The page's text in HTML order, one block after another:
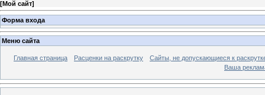
[Мой сайт]
Форма входа
Меню сайта
Главная страница Расценки на раскрутку
Сайты, не допускающиеся к
Ваша